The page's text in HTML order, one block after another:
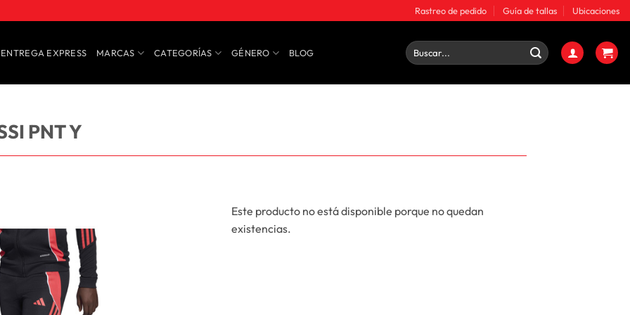
Rastreo de pedido Guía de tallas Ubicaciones
ENTREGA EXPRESS MARCAS CATEGORÍAS GÉNERO BLOG
Buscar
por:
PNT Y
Este producto no está disponible porque no quedan
existencias.